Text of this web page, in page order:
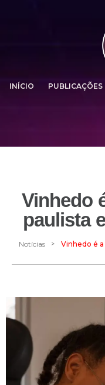
INÍCIO PUBLICAÇÕES
Vinhedo
paulista
Notícias > Vinhedo é